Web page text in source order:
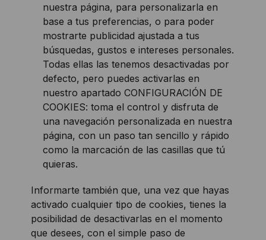
nuestra página, para personalizarla en
base a tus preferencias, o para poder
mostrarte publicidad ajustada a tus
búsquedas, gustos e intereses personales.
Todas ellas las tenemos desactivadas por
defecto, pero puedes activarlas en
nuestro apartado CONFIGURACIÓN DE
COOKIES: toma el control y disfruta de
una navegación personalizada en nuestra
página, con un paso tan sencillo y rápido
como la marcación de las casillas que tú
quieras.
Informarte también que, una vez que hayas
activado cualquier tipo de cookies, tienes la
posibilidad de desactivarlas en el momento
que desees, con el simple paso de